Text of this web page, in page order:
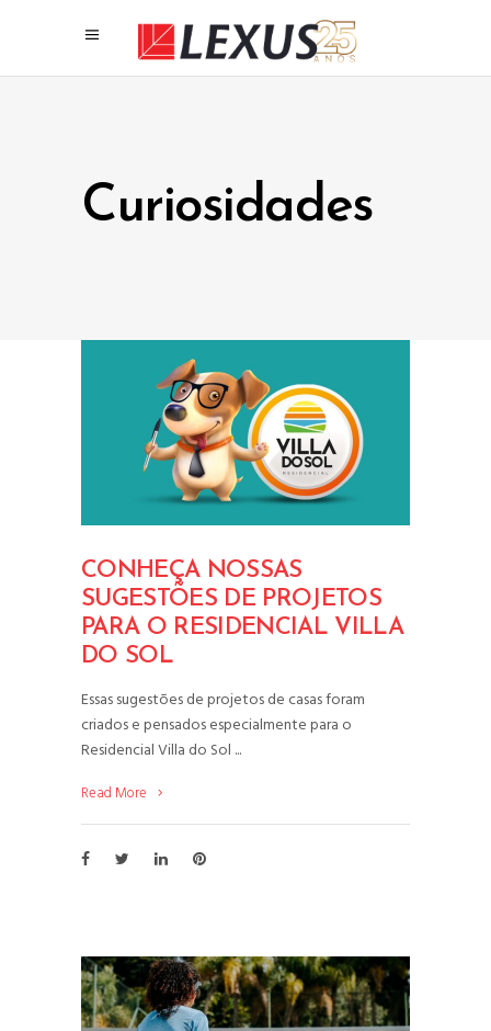
Curiosidades
CONHEÇA NOSSAS
SUGESTÕES DE PROJETOS
PARA O RESIDENCIAL VILLA
DO SOL
Essas sugestões de projetos de casas foram
criados e pensados especialmente para o
Residencial Villa do Sol
Read More